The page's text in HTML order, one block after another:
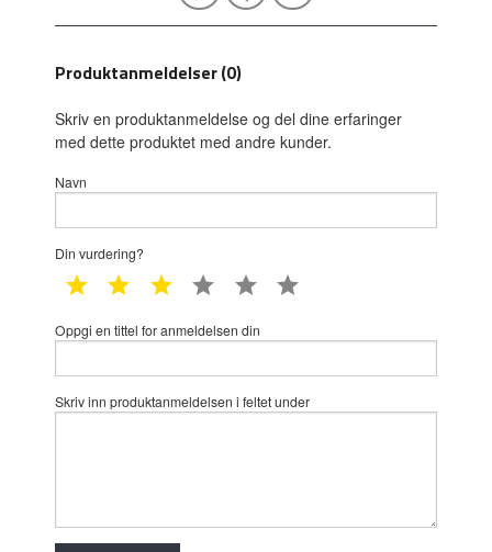
Produktanmeldelser (0)
Skriv en produktanmeldelse og del dine erfaringer
med dette produktet med andre kunder.
Navn
Din vurdering?
1 star 2 star 3 star 4 star 5 star
Oppgi en tittel for anmeldelsen din
Skriv inn produktanmeldelsen i feltet under